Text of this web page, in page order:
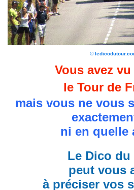
©
Vous avez
le Tour de
mais vous ne vous
ni en quelle
Le Dico du
peut vous
à préciser vos